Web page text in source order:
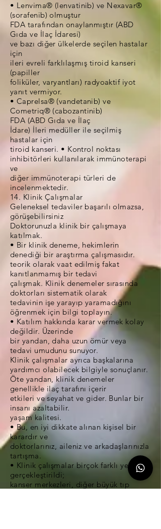
• Lenvima® (lenvatinib) ve Nexavar®
(sorafenib) olmuştur
FDA tarafından onaylanmıştır (ABD
Gıda ve İlaç İdaresi)
ve bazı diğer ülkelerde seçilen hastalar
için
ileri evreli farklılaşmış tiroid kanseri
(papiller
foliküler, varyantları) radyoaktif iyot
yanıt vermiyor.
• Caprelsa® (vandetanib) ve
Cometriq® (cabozantinib)
FDA (ABD Gıda ve İlaç
İdare) İleri medüller ile seçilmiş
hastalar için
tiroid kanseri. • Kontrol noktası
inhibitörleri kullanılarak immünoterapi
ve
diğer immünoterapi türleri de
incelenmektedir.
14. Klinik Çalışmalar
Geleneksel tedaviler başarılı olmazsa,
görüşebilirsiniz
Doktorunuzla klinik bir çalışmaya
katılmak.
• Bir klinik deneme, hekimlerin
denediği bir araştırma çalışmasıdır.
teorik olarak vaat edilmiş fakat
kanıtlanmamış bir tedavi
çalışmak. Klinik denemeler sırasında
doktorları sistematik olarak
tedavinin işe yarayıp yaramadığını
öğrenmek için bilgi toplayın.
• Katılım hakkında karar vermek kolay
değildir. Üzerinde
bir yandan, daha uzun ömür veya
tedavi umudunu sunuyor.
Klinik çalışmalar ayrıca başkalarına
yardımcı olabilecek bilgiyle sonuçlanır.
Öte yandan, klinik denemeler
genellikle ilaç tarafını içerir
etkileri ve seyahat ve gider. Bunlar bir
insanı azaltabilir.
yaşam kalitesi.
• Bu, en iyi dikkate alınan kişisel bir
karardır ve
doktorlarınız, aileniz ve arkadaşlarınızla
tartışma.
• Klinik çalışmalar birçok farklı yerde
gerçekleştirildi;
kanser merkezleri, diğer büyük tıp